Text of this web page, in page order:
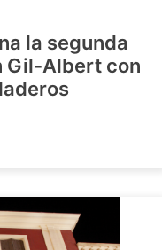
la segunda
Gil-Albert con